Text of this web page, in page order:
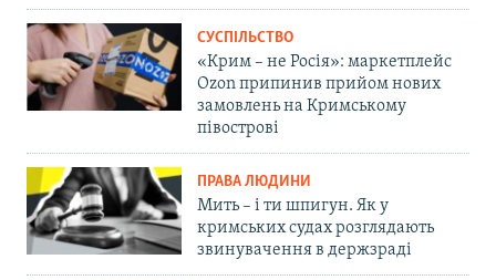
СУСПІЛЬСТВО
«Крим – не Росія»: маркетплейс
Ozon припинив прийом нових
замовлень на Кримському
півострові
ПРАВА ЛЮДИНИ
Мить – і ти шпигун. Як у
кримських судах розглядають
звинувачення в держзраді